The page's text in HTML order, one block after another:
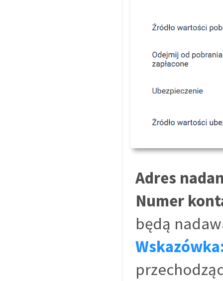
Adres
Numer
będą